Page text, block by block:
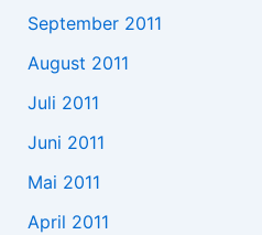
September 2011
August 2011
Juli 2011
Juni 2011
Mai 2011
April 2011